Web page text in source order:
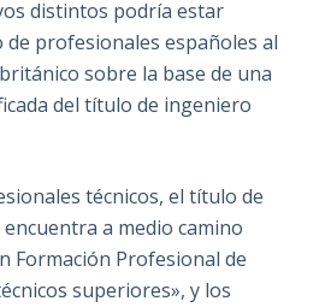
distintos podría estar
de profesionales españoles al
sobre la base de una
del título de ingeniero
técnicos, el título de
a medio camino
Formación Profesional de
superiores», y los